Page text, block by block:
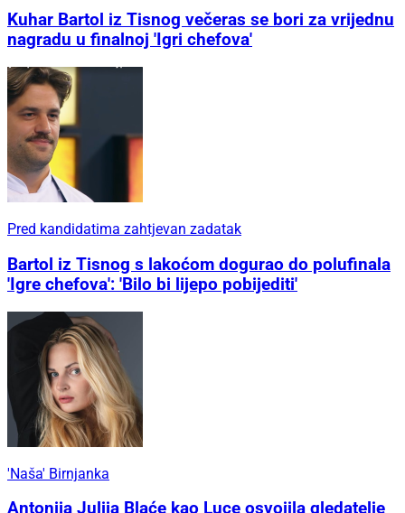
/ IZ KATEGORIJE
Pred njim je posljednji izazov
Kuhar Bartol iz Tisnog večeras se bori za vrijednu
Pred kandidatima zahtjevan zadatak
Bartol iz Tisnog s lakoćom dogurao do polufinala